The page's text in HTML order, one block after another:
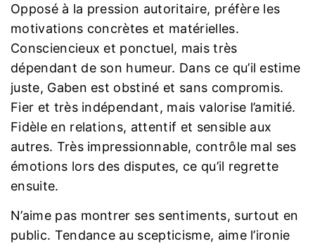
Opposé à la pression autoritaire, préfère les
motivations concrètes et matérielles.
Consciencieux et ponctuel, mais très
dépendant de son humeur. Dans ce qu’il estime
juste, Gaben est obstiné et sans compromis.
Fier et très indépendant, mais valorise l’amitié.
Fidèle en relations, attentif et sensible aux
autres. Très impressionnable, contrôle mal ses
émotions lors des disputes, ce qu’il regrette
ensuite.
N’aime pas montrer ses sentiments, surtout en
public. Tendance au scepticisme, aime l’ironie